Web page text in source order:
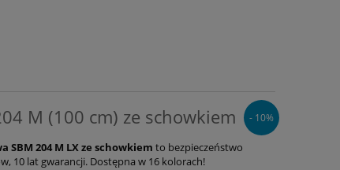
M (100 cm) ze schowkiem
SBM 204 M LX ze schowkiem to bezpieczeństwo
10 lat gwarancji. Dostępna w 16 kolorach!
- 10%